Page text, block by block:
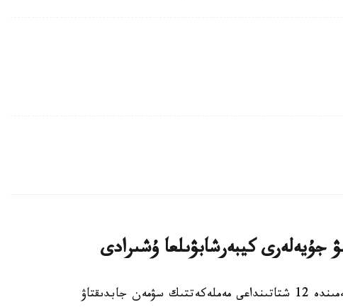
استانا. KAZINFORM – ا ق ش- تىڭ كەمىندە 12 شتاتىنداعى مەملەكەتتىك سۋمەن جابدىقتاۋ